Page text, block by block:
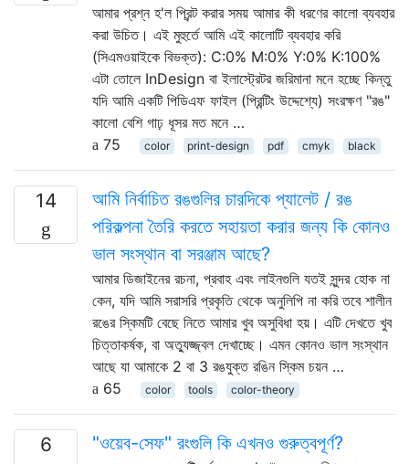
আমার প্রশ্ন হ'ল প্রিন্ট করার সময় আমার কী ধরণের কালো ব্যবহার
করা উচিত। এই মুহুর্তে আমি এই কালোটি ব্যবহার করি
(সিএমওয়াইকে বিভক্ত): C:0% M:0% Y:0% K:100%
এটা তোলে InDesign বা ইলাস্ট্রেটর জরিমানা মনে হচ্ছে কিন্তু
যদি আমি একটি পিডিএফ ফাইল (প্রিন্টিং উদ্দেশ্যে) সংরক্ষণ "রঙ"
কালো বেশি গাঢ় ধূসর মত মনে …
75
color print-design pdf cmyk black
14
আমি নির্বাচিত রঙগুলির চারদিকে প্যালেট / রঙ
পরিকল্পনা তৈরি করতে সহায়তা করার জন্য কি কোনও
ভাল সংস্থান বা সরঞ্জাম আছে?
আমার ডিজাইনের রচনা, প্রবাহ এবং লাইনগুলি যতই সুন্দর হোক না
কেন, যদি আমি সরাসরি প্রকৃতি থেকে অনুলিপি না করি তবে শালীন
রঙের স্কিমটি বেছে নিতে আমার খুব অসুবিধা হয়। এটি দেখতে খুব
চিত্তাকর্ষক, বা অত্যুজ্জ্বল দেখাচ্ছে। এমন কোনও ভাল সংস্থান
আছে যা আমাকে 2 বা 3 রঙযুক্ত রঙিন স্কিম চয়ন …
65
color tools color-theory
6 "ওয়েব-সেফ" রংগুলি কি এখনও গুরুত্বপূর্ণ?